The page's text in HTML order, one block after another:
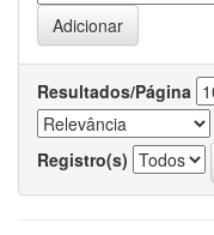
Resultados/Página
Registro(s)